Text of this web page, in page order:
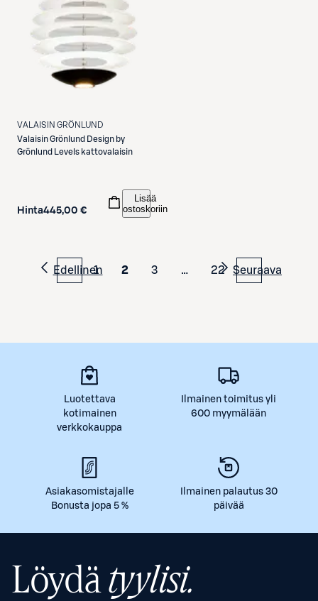
VALAISIN GRÖNLUND
Valaisin Grönlund Design by
Grönlund Levels kattovalaisin
Hinta445,00 €
Lisää
ostoskoriin
Edellinen
1 2 3 … 22 Seuraava
Luotettava
kotimainen
verkkokauppa
Ilmainen toimitus yli
600 myymälään
Asiakasomistajalle
Bonusta jopa 5 %
Ilmainen palautus 30
päivää
Löydä tyylisi.